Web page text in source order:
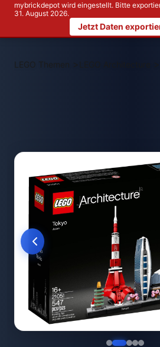
mybrickdepot wird eingestellt. Bitte
31. August 2026.
Jetzt Daten
LEGO Themen >